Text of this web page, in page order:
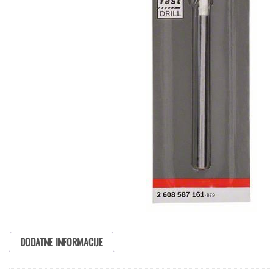
DODATNE INFORMACIJE